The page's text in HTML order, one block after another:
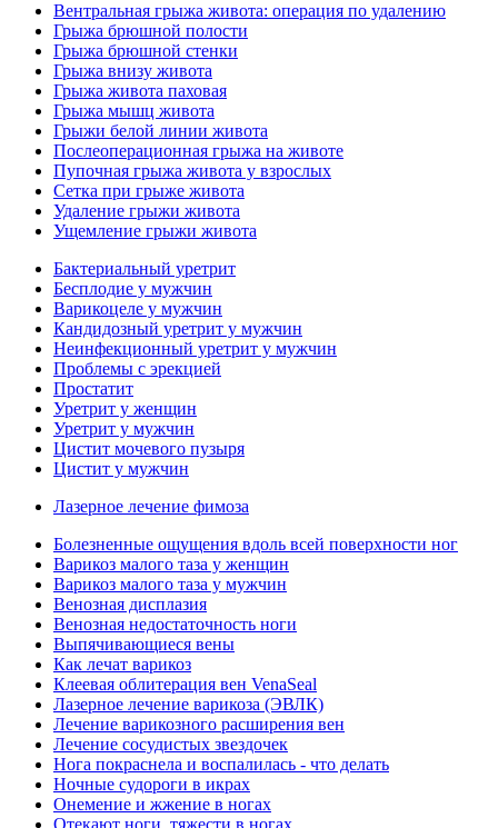
Вентральная грыжа живота: операция по удалению
Грыжа брюшной полости
Грыжа брюшной стенки
Грыжа внизу живота
Грыжа живота паховая
Грыжа мышц живота
Грыжи белой линии живота
Послеоперационная грыжа на животе
Пупочная грыжа живота у взрослых
Сетка при грыже живота
Удаление грыжи живота
Ущемление грыжи живота
Бактериальный уретрит
Бесплодие у мужчин
Варикоцеле у мужчин
Кандидозный уретрит у мужчин
Неинфекционный уретрит у мужчин
Проблемы с эрекцией
Простатит
Уретрит у женщин
Уретрит у мужчин
Цистит мочевого пузыря
Цистит у мужчин
Лазерное лечение фимоза
Болезненные ощущения вдоль всей поверхности ног
Варикоз малого таза у женщин
Варикоз малого таза у мужчин
Венозная дисплазия
Венозная недостаточность ноги
Выпячивающиеся вены
Как лечат варикоз
Клеевая облитерация вен VenaSeal
Лазерное лечение варикоза (ЭВЛК)
Лечение варикозного расширения вен
Лечение сосудистых звездочек
Нога покраснела и воспалилась - что делать
Ночные судороги в икрах
Онемение и жжение в ногах
Отекают ноги, тяжести в ногах